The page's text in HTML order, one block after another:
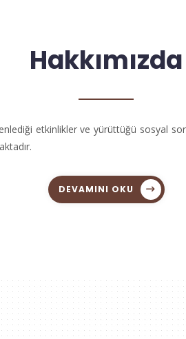
Hakkımızda
etkinlikler ve yürüttüğü sosyal
DEVAMINI OKU